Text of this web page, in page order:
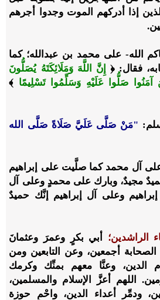
إذا أدركهم الموت وجدوا أجرهم
الله- على محمد بن عبدالله؛ كما
فقال: ﴿
إِنَّ اللَّهَ وَمَلَائِكَتَهُ يُصَلُّونَ
آمَنُوا صَلُّوا عَلَيْهِ وَسَلِّمُوا تَسْلِيمًا ﴾
"مَنْ صَلَّى عَلَيَّ صَلَاةً صَلَّى الله
آل محمد كما صلَّيت على إبراهيم
مجيدٌ، وبارك على محمدٍ وعلى آل
وعلى آل إبراهيم إنَّك حميدٌ
الراشدين؛ أبي بكرٍ وعمرَ وعثمانَ
أجمعين، وعن التابعين ومن
الدين، وعنَّا معهم بمنِّك وكرمك
اللهم أعزَّ الإسلام والمسلمين،
ودمِّر أعداء الدين، واحْمِ حوزة